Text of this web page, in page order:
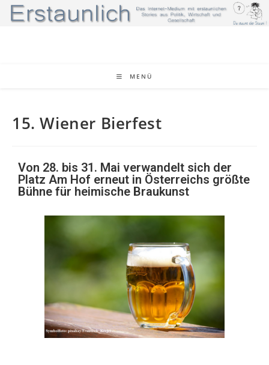
MENÜ
15. Wiener Bierfest
Von 28. bis 31. Mai verwandelt sich der
Platz Am Hof erneut in Österreichs größte
Bühne für heimische Braukunst